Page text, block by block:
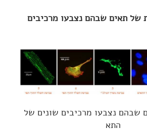
של תאים שבהם נצבעו מרכיבים
שבהם נצבעו מרכיבים שונים של
התא